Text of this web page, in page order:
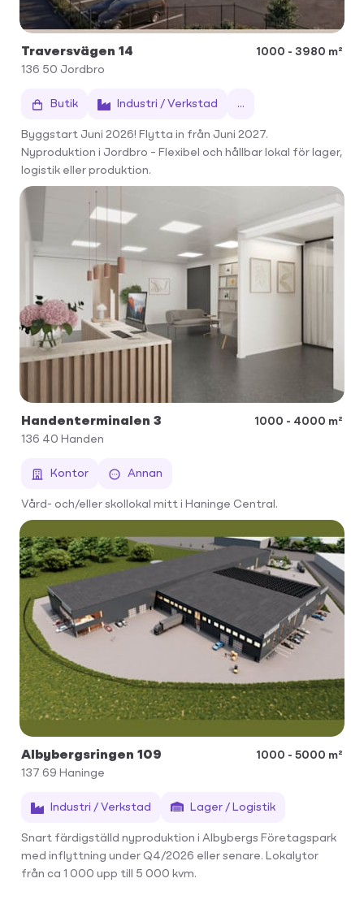
Traversvägen 14
1000 - 3980 m²
136 50 Jordbro
Butik Industri / Verkstad ...
Byggstart Juni 2026! Flytta in från Juni 2027.
Nyproduktion i Jordbro – Flexibel och hållbar lokal för lager,
logistik eller produktion.
Handenterminalen 3
1000 - 4000 m²
136 40 Handen
Kontor Annan
Vård- och/eller skollokal mitt i Haninge Central.
Albybergsringen 109
1000 - 5000 m²
137 69 Haninge
Industri / Verkstad Lager / Logistik
Snart färdigställd nyproduktion i Albybergs Företagspark
med inflyttning under Q4/2026 eller senare. Lokalytor
från ca 1 000 upp till 5 000 kvm.